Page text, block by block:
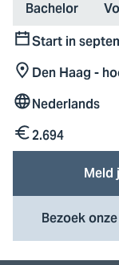
Type
Bachelor
StartStart in
Locatie
Den Haag -
TaalNederlands
Kosten
2.694
Meld
Bezoek